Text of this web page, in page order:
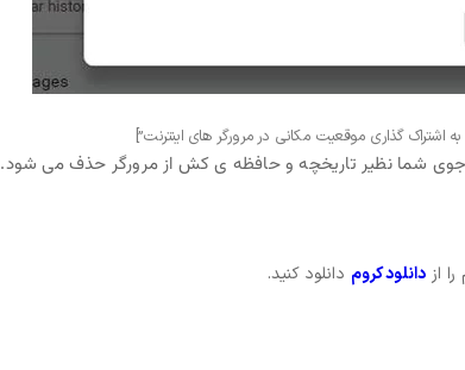
شما نظیر تاریخچه و حافظه ی کش از مرورگر حذف می شود.
از دانلود کروم دانلود کنید.